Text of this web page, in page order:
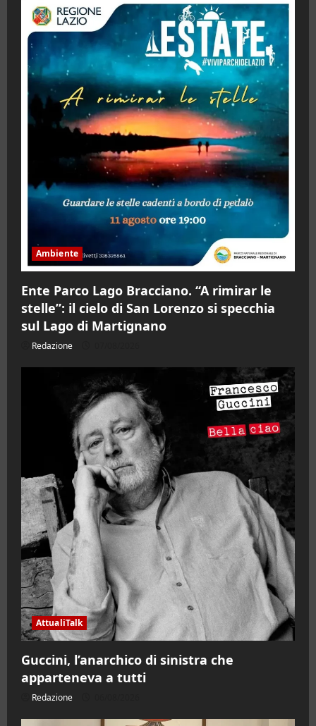
Ambiente
Ente Parco Lago Bracciano. “A rimirar le
stelle”: il cielo di San Lorenzo si specchia
sul Lago di Martignano
Redazione
AttualiTalk
Guccini, l’anarchico di sinistra che
apparteneva a tutti
Redazione